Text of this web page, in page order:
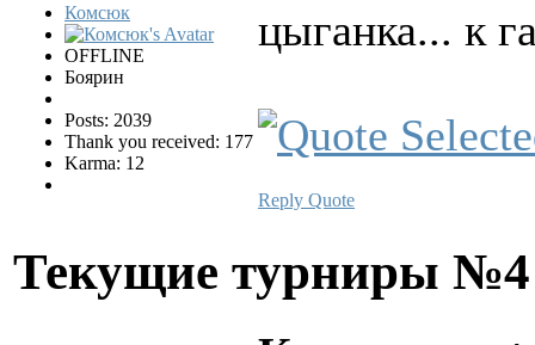
Комсюк
OFFLINE
Боярин
Posts: 2039
Thank you received: 177
Karma: 12
цыганка... к
Reply Quote
Текущие турниры